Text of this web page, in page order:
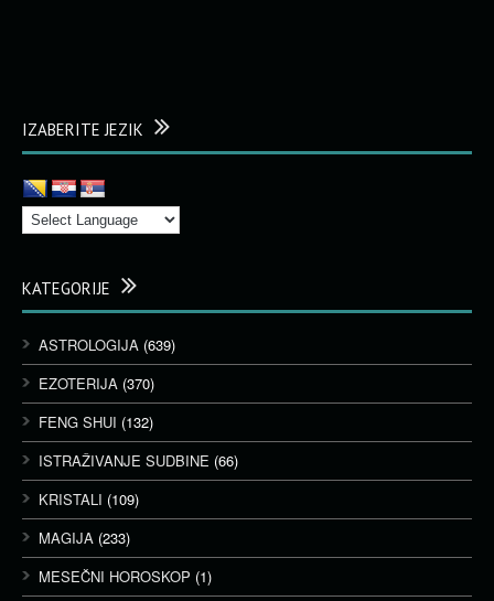
IZABERITE JEZIK
KATEGORIJE
ASTROLOGIJA (639)
EZOTERIJA (370)
FENG SHUI (132)
ISTRAŽIVANJE SUDBINE (66)
KRISTALI (109)
MAGIJA (233)
MESEČNI HOROSKOP (1)